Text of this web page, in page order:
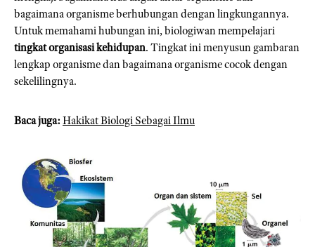
bagaimana organisme berhubungan dengan lingkungannya.
Untuk memahami hubungan ini, biologiwan mempelajari
tingkat organisasi kehidupan. Tingkat ini menyusun gambaran
lengkap organisme dan bagaimana organisme cocok dengan
sekelilingnya.
Baca juga: Hakikat Biologi Sebagai Ilmu